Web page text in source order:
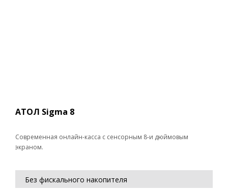
АТОЛ Sigma 8
Современная онлайн-касса с сенсорным 8-и дюймовым
экраном.
Без фискального накопителя